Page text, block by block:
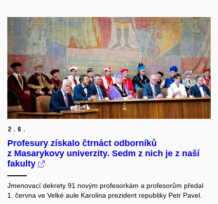
2. 6.
Profesury získalo čtrnáct odborníků
z Masarykovy univerzity. Sedm z nich je z naší
fakulty
Jmenovací dekrety 91 novým profesorkám a profesorům předal
1. června ve Velké aule Karolina prezident republiky Petr Pavel.